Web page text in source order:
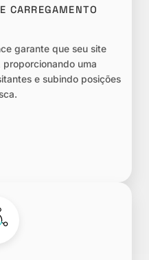
CARREGAMENTO
garante que seu site
uma
e subindo posições